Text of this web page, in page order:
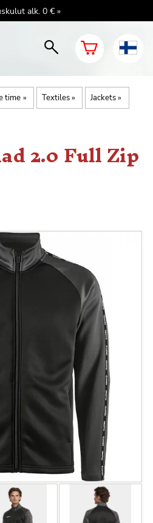
alk. 0 € »
time ‪» Textiles‪» Jackets‪»
2.0 Full Zip